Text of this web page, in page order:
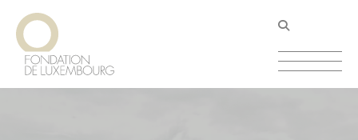
Direkt
zum
Inhalt
Cookie-Einstellungen